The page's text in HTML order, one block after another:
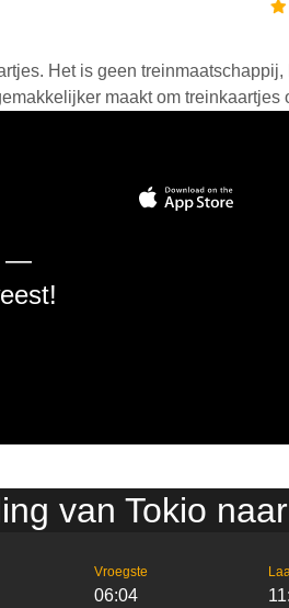
Het is geen
maakt om treinkaartjes
—
van Tokio
Vroegste
06:04